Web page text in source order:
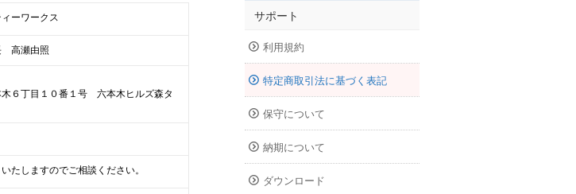
ーワークス
高瀬由照
６丁目１０番１号 六本木ヒルズ森タ
たしますのでご相談ください。
サポート
利用規約
特定商取引法に基づく表記
保守について
納期について
ダウンロード